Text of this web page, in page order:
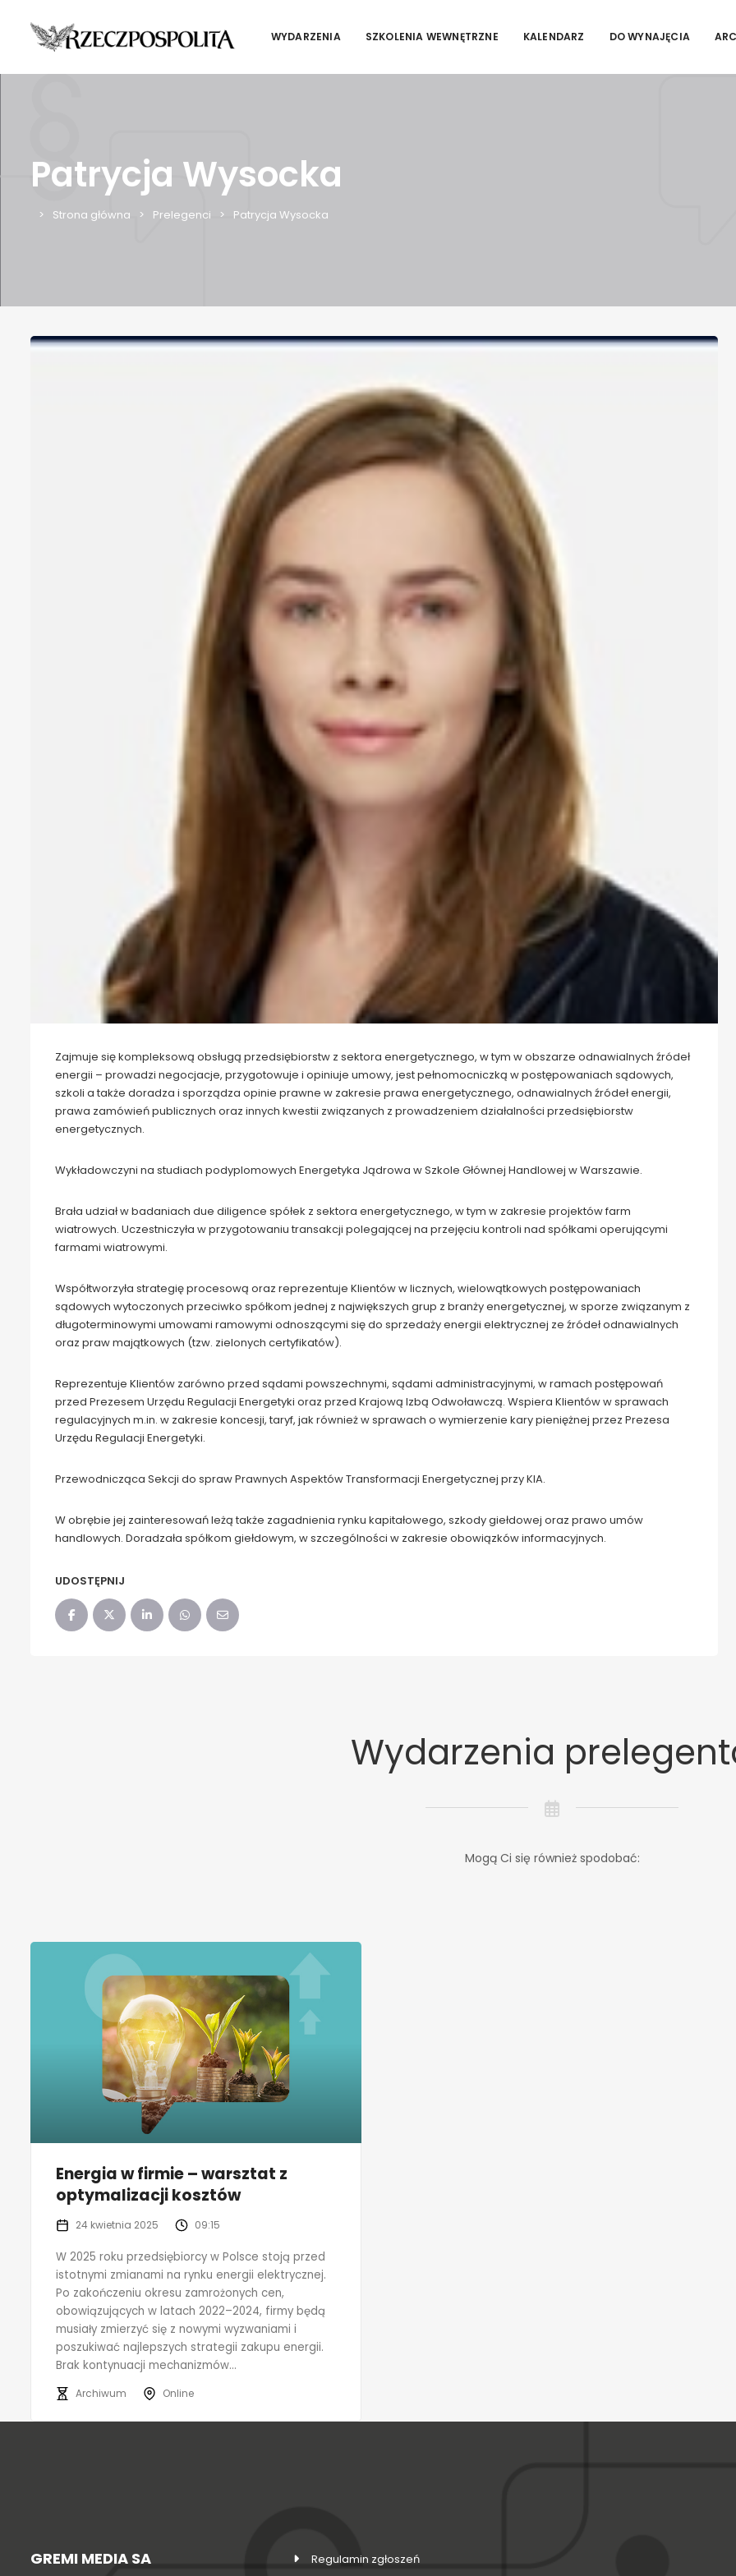
WYDARZENIA SZKOLENIA WEWNĘTRZNE KALENDARZ DO WYNAJĘCIA
Patrycja Wysocka
Strona główna Prelegenci Patrycja Wysocka
Zajmuje się kompleksową obsługą przedsiębiorstw z sektora energetycznego, w tym w obszarze odnawialnych źródeł
energii – prowadzi negocjacje, przygotowuje i opiniuje umowy, jest pełnomocniczką w postępowaniach sądowych,
szkoli a także doradza i sporządza opinie prawne w zakresie prawa energetycznego, odnawialnych źródeł energii,
prawa zamówień publicznych oraz innych kwestii związanych z prowadzeniem działalności przedsiębiorstw
energetycznych.
Wykładowczyni na studiach podyplomowych Energetyka Jądrowa w Szkole Głównej Handlowej w Warszawie.
Brała udział w badaniach due diligence spółek z sektora energetycznego, w tym w zakresie projektów farm
wiatrowych. Uczestniczyła w przygotowaniu transakcji polegającej na przejęciu kontroli nad spółkami operującymi
farmami wiatrowymi.
Współtworzyła strategię procesową oraz reprezentuje Klientów w licznych, wielowątkowych postępowaniach
sądowych wytoczonych przeciwko spółkom jednej z największych grup z branży energetycznej, w sporze związanym z
długoterminowymi umowami ramowymi odnoszącymi się do sprzedaży energii elektrycznej ze źródeł odnawialnych
oraz praw majątkowych (tzw. zielonych certyfikatów).
Reprezentuje Klientów zarówno przed sądami powszechnymi, sądami administracyjnymi, w ramach postępowań
przed Prezesem Urzędu Regulacji Energetyki oraz przed Krajową Izbą Odwoławczą. Wspiera Klientów w sprawach
regulacyjnych m.in. w zakresie koncesji, taryf, jak również w sprawach o wymierzenie kary pieniężnej przez Prezesa
Urzędu Regulacji Energetyki.
Przewodnicząca Sekcji do spraw Prawnych Aspektów Transformacji Energetycznej przy KIA.
W obrębie jej zainteresowań leżą także zagadnienia rynku kapitałowego, szkody giełdowej oraz prawo umów
handlowych. Doradzała spółkom giełdowym, w szczególności w zakresie obowiązków informacyjnych.
UDOSTĘPNIJ
Wydarzenia
Mogą Ci się również spodobać:
Energia w firmie – warsztat z
optymalizacji kosztów
24 kwietnia 2025 09:15
W 2025 roku przedsiębiorcy w Polsce stoją przed
istotnymi zmianami na rynku energii elektrycznej.
Po zakończeniu okresu zamrożonych cen,
obowiązujących w latach 2022–2024, firmy będą
musiały zmierzyć się z nowymi wyzwaniami i
poszukiwać najlepszych strategii zakupu energii.
Brak kontynuacji mechanizmów...
Archiwum Online
GREMI MEDIA SA Regulamin zgłoszeń